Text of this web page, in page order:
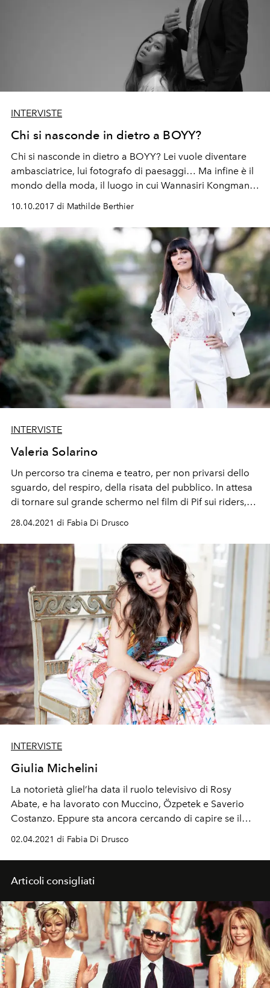
INTERVISTE
Chi si nasconde in dietro a BOYY?
Chi si nasconde in dietro a BOYY? Lei vuole diventare
ambasciatrice, lui fotografo di paesaggi… Ma infine è il
mondo della moda, il luogo in cui Wannasiri Kongman e
10.10.2017 di Mathilde Berthier
INTERVISTE
Valeria Solarino
Un percorso tra cinema e teatro, per non privarsi dello
sguardo, del respiro, della risata del pubblico. In attesa
di tornare sul grande schermo nel film di Pif sui riders,
28.04.2021 di Fabia Di Drusco
INTERVISTE
Giulia Michelini
La notorietà gliel’ha data il ruolo televisivo di Rosy
Abate, e ha lavorato con Muccino, Özpetek e Saverio
Costanzo. Eppure sta ancora cercando di capire se il
02.04.2021 di Fabia Di Drusco
Articoli consigliati